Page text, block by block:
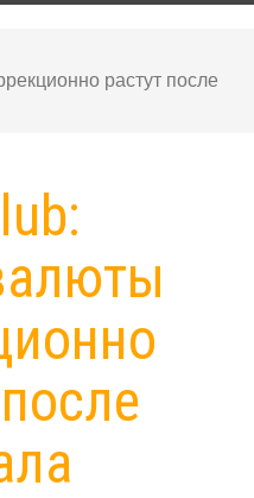
растут после